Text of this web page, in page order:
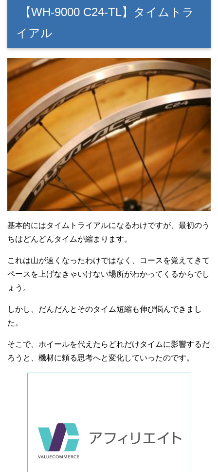
【WH-9000 C24-TL】タイムトラ
イアル
基本的にはタイムトライアルになるわけですが、最初のう
ちはどんどんタイムが縮まります。
これは山が速くなったわけではなく、コースを覚えてきて
ペースを上げなきゃいけない場所がわかってくるからでし
ょう。
しかし、だんだんとそのタイム短縮も伸び悩んできまし
た。
そこで、ホイールを代えたらどれだけタイムに影響するだ
ろうと、機材に頼る思考へと変化していったのです。